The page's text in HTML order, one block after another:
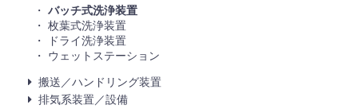
バッチ式洗浄装置
枚葉式洗浄装置
ドライ洗浄装置
ウェットステーション
搬送／ハンドリング装置
排気系装置／設備